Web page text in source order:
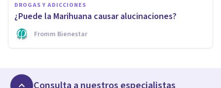
DROGAS Y ADICCIONES
¿Puede la Marihuana causar alucinaciones?
Fromm Bienestar